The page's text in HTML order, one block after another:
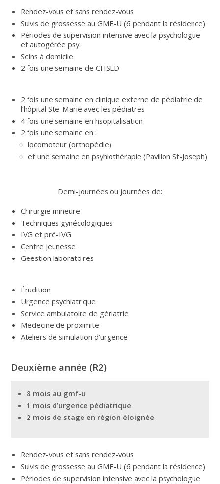
Rendez-vous et sans rendez-vous
Suivis de grossesse au GMF-U (6 pendant la résidence)
Périodes de supervision intensive avec la psychologue
et autogérée psy.
Soins à domicile
2 fois une semaine de CHSLD
2 fois une semaine en clinique externe de pédiatrie de
l’hôpital Ste-Marie avec les pédiatres
4 fois une semaine en hsopitalisation
2 fois une semaine en :
locomoteur (orthopédie)
et une semaine en psyhiothérapie (Pavillon St-Joseph)
Demi-journées ou journées de:
Chirurgie mineure
Techniques gynécologiques
IVG et pré-IVG
Centre jeunesse
Geestion laboratoires
Érudition
Urgence psychiatrique
Service ambulatoire de gériatrie
Médecine de proximité
Ateliers de simulation d’urgence
Deuxième année (R2)
8 mois au gmf-u
1 mois d’urgence pédiatrique
2 mois de stage en région éloignée
Rendez-vous et sans rendez-vous
Suivis de grossesse au GMF-U (6 pendant la résidence)
Périodes de supervision intensive avec la psychologue